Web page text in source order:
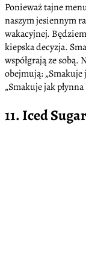
Ponieważ tajne
naszym jesiennym
wakacyjnej.
kiepska decyzja.
współgrają ze
obejmują: „Smakuje
„Smakuje jak
11. Iced